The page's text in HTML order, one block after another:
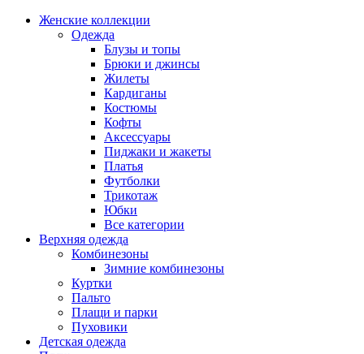
Женские коллекции
Одежда
Блузы и топы
Брюки и джинсы
Жилеты
Кардиганы
Костюмы
Кофты
Аксессуары
Пиджаки и жакеты
Платья
Футболки
Трикотаж
Юбки
Все категории
Верхняя одежда
Комбинезоны
Зимние комбинезоны
Куртки
Пальто
Плащи и парки
Пуховики
Детская одежда